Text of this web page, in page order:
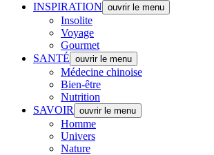
INSPIRATION ouvrir le menu
Insolite
Voyage
Gourmet
SANTÉ ouvrir le menu
Médecine chinoise
Bien-être
Nutrition
SAVOIR
ouvrir le menu
Homme
Univers
Nature